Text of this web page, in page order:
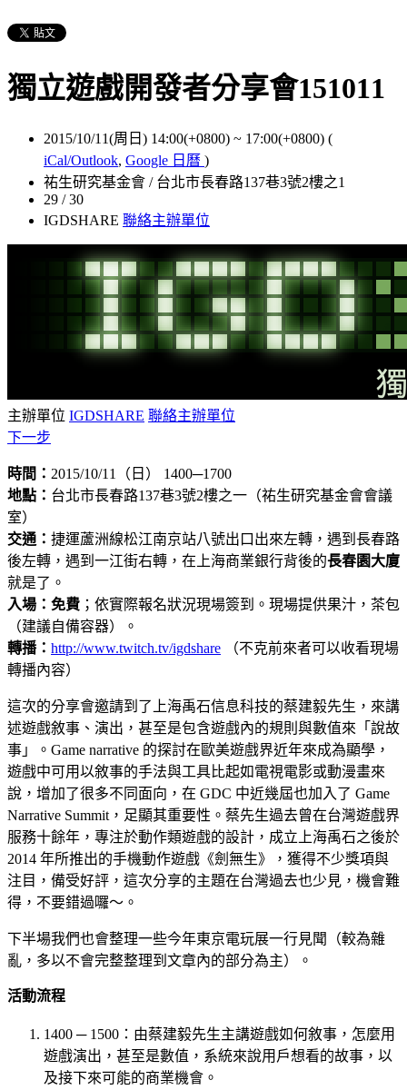
獨立遊戲開發者分享會151011
2015/10/11(周日) 14:00(+0800) ~ 17:00(+0800) (
iCal/Outlook, Google 日曆 )
祐生研究基金會 / 台北市長春路137巷3號2樓之1
29 / 30
IGDSHARE 聯絡主辦單位
主辦單位 IGDSHARE 聯絡主辦單位
下一步
時間： 2015/10/11（日） 1400─1700
地點： 台北市長春路137巷3號2樓之一（祐生研究基金會會議
室）
交通： 捷運蘆洲線松江南京站八號出口出來左轉，遇到長春路
後左轉，遇到一江街右轉，在上海商業銀行背後的長春園大廈
就是了。
入場：免費 ；依實際報名狀況現場簽到。現場提供果汁，茶包
（建議自備容器）。
轉播： http://www.twitch.tv/igdshare （不克前來者可以收看現場
轉播內容）
這次的分享會邀請到了上海禹石信息科技的蔡建毅先生，來講
述遊戲敘事、演出，甚至是包含遊戲內的規則與數值來「說故
事」。Game narrative 的探討在歐美遊戲界近年來成為顯學，
遊戲中可用以敘事的手法與工具比起如電視電影或動漫畫來
說，增加了很多不同面向，在 GDC 中近幾屆也加入了 Game
Narrative Summit，足顯其重要性。蔡先生過去曾在台灣遊戲界
服務十餘年，專注於動作類遊戲的設計，成立上海禹石之後於
2014 年所推出的手機動作遊戲《劍無生》，獲得不少獎項與
注目，備受好評，這次分享的主題在台灣過去也少見，機會難
得，不要錯過囉～。
下半場我們也會整理一些今年東京電玩展一行見聞（較為雜
亂，多以不會完整整理到文章內的部分為主）。
活動流程
1400 ─ 1500： 由蔡建毅先生主講遊戲如何敘事，怎麼用
遊戲演出，甚至是數值，系統來說用戶想看的故事，以
及接下來可能的商業機會。